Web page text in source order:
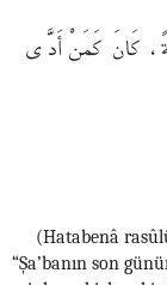
كَانَ كَمَنْ أَدَّى
(Hatabenâ
“Şa’banın son